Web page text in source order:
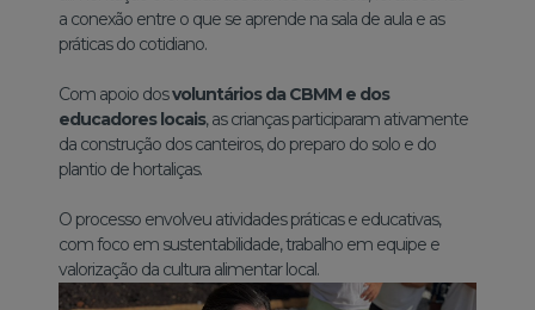
a conexão entre o que se aprende na sala de aula e as
práticas do cotidiano.
Com apoio dosvoluntários da CBMM e dos
educadores locais, as crianças participaram ativamente
da construção dos canteiros, do preparo do solo e do
plantio de hortaliças.
O processo envolveu atividades práticas e educativas,
com foco em sustentabilidade, trabalho em equipe e
valorização da cultura alimentar local.